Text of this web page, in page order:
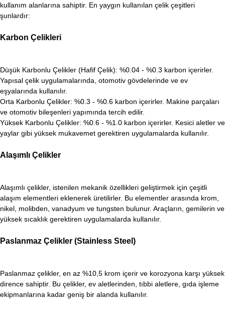
kullanım alanlarına sahiptir. En yaygın kullanılan çelik çeşitleri
şunlardır:
Karbon Çelikleri
Düşük Karbonlu Çelikler (Hafif Çelik): %0.04 - %0.3 karbon içerirler.
Yapısal çelik uygulamalarında, otomotiv gövdelerinde ve ev
eşyalarında kullanılır.
Orta Karbonlu Çelikler: %0.3 - %0.6 karbon içerirler. Makine parçaları
ve otomotiv bileşenleri yapımında tercih edilir.
Yüksek Karbonlu Çelikler: %0.6 - %1.0 karbon içerirler. Kesici aletler ve
yaylar gibi yüksek mukavemet gerektiren uygulamalarda kullanılır.
Alaşımlı Çelikler
Alaşımlı çelikler, istenilen mekanik özellikleri geliştirmek için çeşitli
alaşım elementleri eklenerek üretilirler. Bu elementler arasında krom,
nikel, molibden, vanadyum ve tungsten bulunur. Araçların, gemilerin ve
yüksek sıcaklık gerektiren uygulamalarda kullanılır.
Paslanmaz Çelikler (Stainless Steel)
Paslanmaz çelikler, en az %10,5 krom içerir ve korozyona karşı yüksek
dirence sahiptir. Bu çelikler, ev aletlerinden, tıbbi aletlere, gıda işleme
ekipmanlarına kadar geniş bir alanda kullanılır.